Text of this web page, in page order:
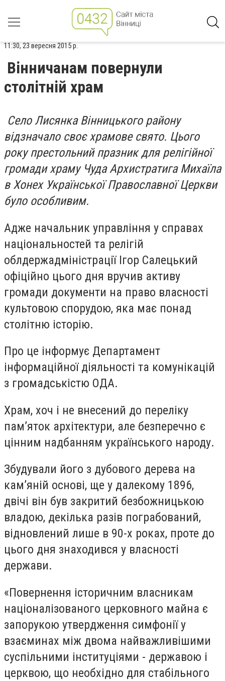
11:30, 23 вересня 2015 р.
Вінничанам повернули
столітній храм
Cело Лисянка Вінницького району
відзначало своє храмове свято. Цього
року престольний празник для релігійної
громади храму Чуда Архистратига Михаїла
в Хонех Української Православної Церкви
було особливим.
Адже начальник управління у справах
національностей та релігій
облдержадміністрації Ігор Салецький
офіційно цього дня вручив активу
громади документи на право власності
культовою спорудою, яка має понад
столітню історію.
Про це інформує Департамент
інформаційної діяльності та комунікацій
з громадськістю ОДА.
Храм, хоч і не внесений до переліку
пам’яток архітектури, але безперечно є
цінним надбанням українського народу.
Збудували його з дубового дерева на
кам’яній основі, ще у далекому 1896,
двічі він був закритий безбожницькою
владою, декілька разів пограбований,
відновлений лише в 90-х роках, проте до
цього дня знаходився у власності
держави.
«Повернення історичним власникам
націоналізованого церковного майна є
запорукою утвердження симфонії у
взаєминах між двома найважливішими
суспільними інституціями - державою і
церквою, що необхідно для стабільного